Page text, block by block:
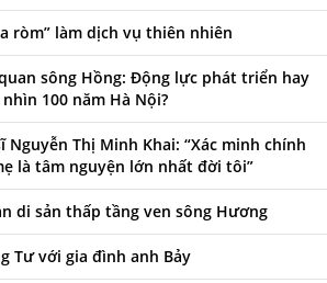
ròm” làm dịch vụ thiên nhiên
sông Hồng: Động lực phát triển hay
100 năm Hà Nội?
Nguyễn Thị Minh Khai: “Xác minh chính
là tâm nguyện lớn nhất đời tôi”
di sản thấp tầng ven sông Hương
Tư với gia đình anh Bảy